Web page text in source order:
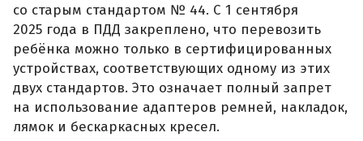
со старым стандартом № 44. С 1 сентября
2025 года в ПДД закреплено, что перевозить
ребёнка можно только в сертифицированных
устройствах, соответствующих одному из этих
двух стандартов. Это означает полный запрет
на использование адаптеров ремней, накладок,
лямок и бескаркасных кресел.